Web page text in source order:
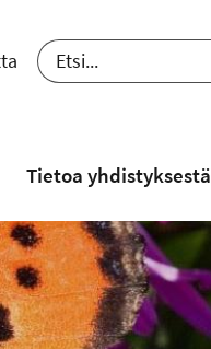
- nykyinen kieli suomi
Tietoa yhdistyksestä